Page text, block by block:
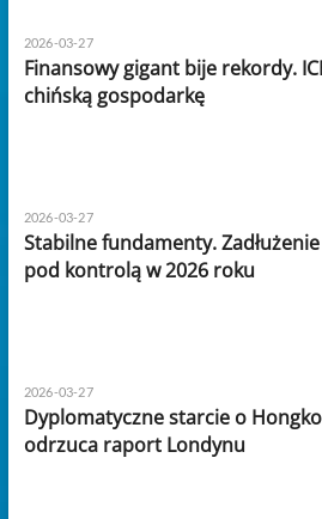
2026-03-27
Finansowy gigant bije rekordy.
chińską gospodarkę
2026-03-27
Stabilne fundamenty.
pod kontrolą w 2026 roku
2026-03-27
Dyplomatyczne starcie o
odrzuca raport Londynu